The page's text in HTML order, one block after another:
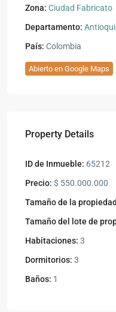
Zona: Ciudad Fabricato
Departamento:
País: Colombia
Abierto en Google Maps
Property Details
ID de Inmueble: 65212
Precio: $ 550.000.000
Tamaño de la
Tamaño del lote de
Habitaciones: 3
Dormitorios: 3
Baños: 1